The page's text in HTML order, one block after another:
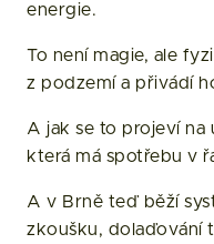
energie.
To není magie, ale
z podzemí a přivádí
A jak se to projeví
která má spotřebu v
A v Brně teď běží
zkoušku, dolaďování